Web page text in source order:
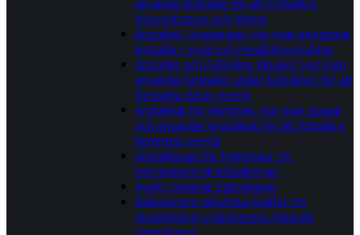
Använda Kristaller för att Förbättra
Koncentration och Minne
Kristaller i Yogapraxis: Hur man integrerar
kristaller i yoga och meditationsrutiner
Kristaller och Fullmåne Ritualer: Hur man
använder kristaller under fullmånen för att
förstärka deras energi
Kristallnät för Hemmet: Hur man skapar
och använder kristallnät för att förbättra
hemmets energi
Kristallterapi för Nybörjare: En
introduktion till kristallterapi
Kvarts Helande Egenskaper
Månstenens Mystiska Krafter: En
djupdykning i månstenens helande